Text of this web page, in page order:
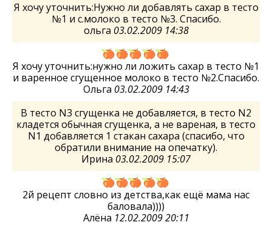
Я хочу уточнить:Нужно ли добавлять сахар в тесто
№1 и с.молоко в тесто №3. Спасибо.
ольга 03.02.2009 14:38
Я хочу уточнить:нужно ли ложить сахар в тесто №1
и варенное сгущенное молоко в тесто №2.Спасибо.
Ольга 03.02.2009 14:43
В тесто N3 сгущенка не добавляется, в тесто N2
кладется обычная сгущенка, а не вареная, в тесто
N1 добавляется 1 стакан сахара (спасибо, что
обратили внимание на опечатку).
Ирина 03.02.2009 15:07
2й рецепт словно из детства,как ещё мама нас
баловала))))
Алёна 12.02.2009 20:11